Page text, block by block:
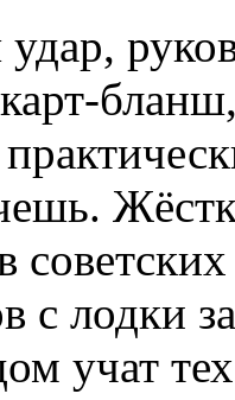
удар,
с лодки
учат